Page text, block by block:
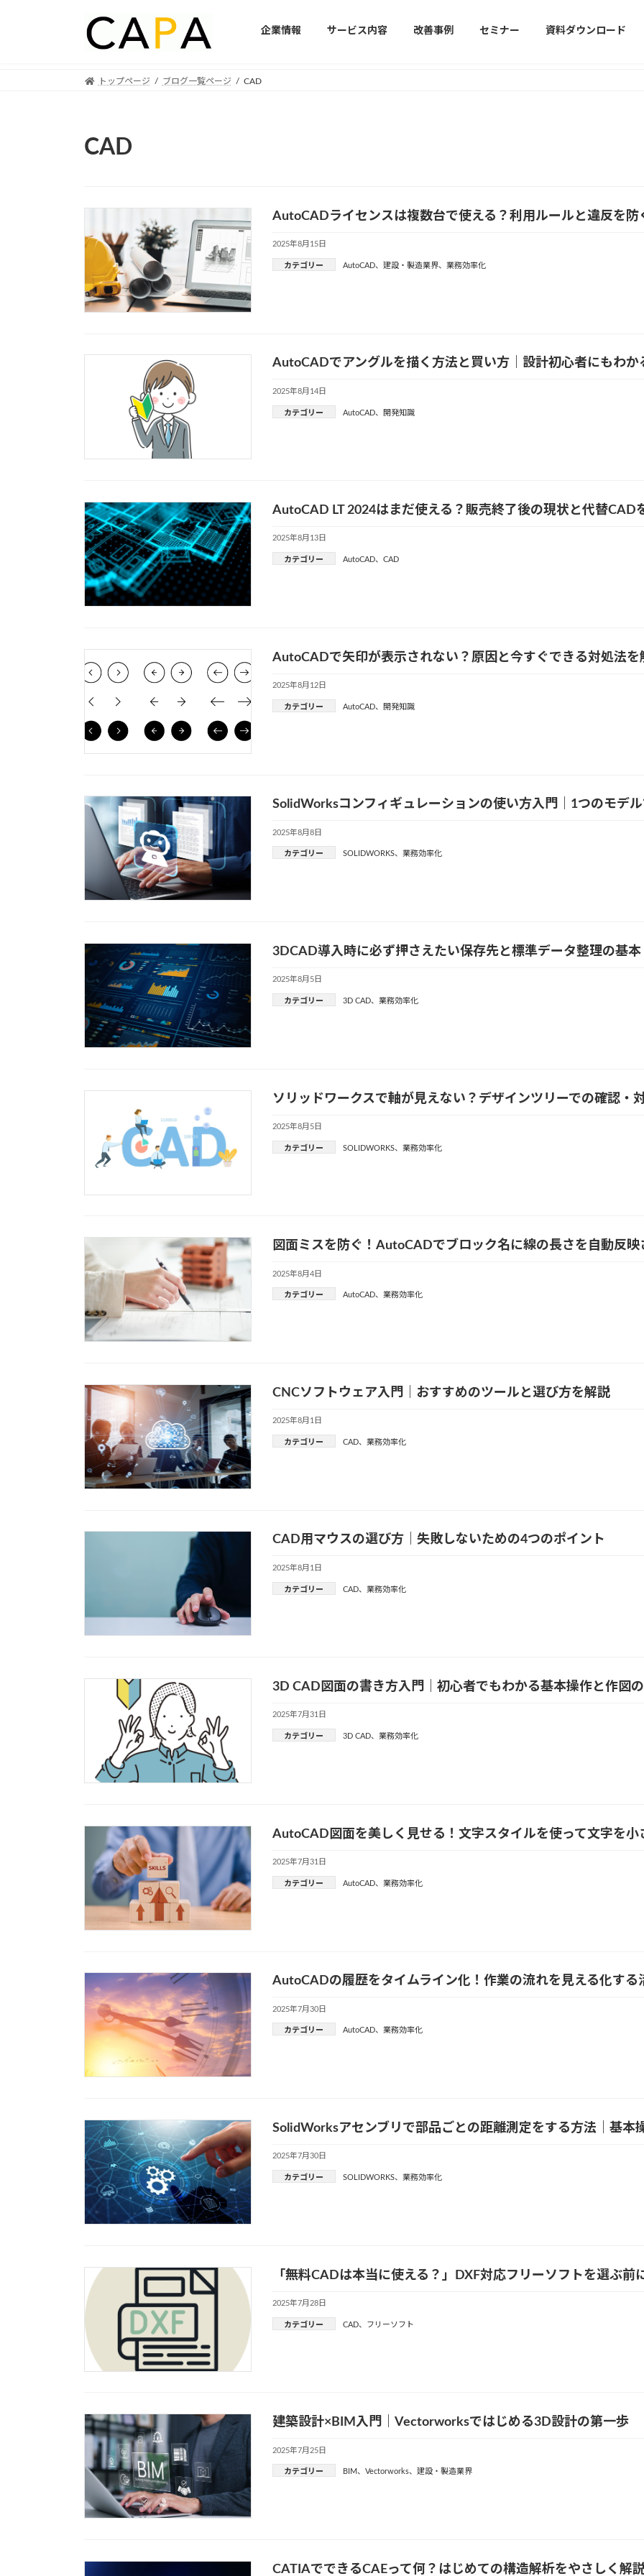
企業情報 サービス内容 改善事例 セミナー 資料ダウンロード
トップページ ブログ一覧ページ CAD
CAD
AutoCADライセンスは複数台で使える？利用ルールと違反を防
2025年8月15日
カテゴリー AutoCAD、 建設・製造業界、 業務効率化
AutoCADでアングルを描く方法と買い方｜設計初心者にもわか
2025年8月14日
カテゴリー AutoCAD、 開発知識
AutoCAD LT 2024はまだ使える？販売終了後の現状と代替CAD
2025年8月13日
カテゴリー AutoCAD、 CAD
AutoCADで矢印が表示されない？原因と今すぐできる対処法を
2025年8月12日
カテゴリー AutoCAD、 開発知識
SolidWorksコンフィギュレーションの使い方入門｜1つのモデ
2025年8月8日
カテゴリー SOLIDWORKS、 業務効率化
3DCAD導入時に必ず押さえたい保存先と標準データ整理の基本
2025年8月5日
カテゴリー 3D CAD、 業務効率化
ソリッドワークスで軸が見えない？デザインツリーでの確認・
2025年8月5日
カテゴリー SOLIDWORKS、 業務効率化
図面ミスを防ぐ！AutoCADでブロック名に線の長さを自動反映
2025年8月4日
カテゴリー AutoCAD、 業務効率化
CNCソフトウェア入門｜おすすめのツールと選び方を解説
2025年8月1日
カテゴリー CAD、 業務効率化
CAD用マウスの選び方｜失敗しないための4つのポイント
2025年8月1日
カテゴリー CAD、 業務効率化
3D CAD図面の書き方入門｜初心者でもわかる基本操作と作図
2025年7月31日
カテゴリー 3D CAD、 業務効率化
AutoCAD図面を美しく見せる！文字スタイルを使って文字を小
2025年7月31日
カテゴリー AutoCAD、 業務効率化
AutoCADの履歴をタイムライン化！作業の流れを見える化する
2025年7月30日
カテゴリー AutoCAD、 業務効率化
SolidWorksアセンブリで部品ごとの距離測定をする方法｜基本
2025年7月30日
カテゴリー SOLIDWORKS、 業務効率化
「無料CADは本当に使える？」DXF対応フリーソフトを選ぶ前
2025年7月28日
カテゴリー CAD、 フリーソフト
建築設計×BIM入門｜Vectorworksではじめる3D設計の第一歩
2025年7月25日
カテゴリー BIM、 Vectorworks、 建設・製造業界
CATIAでできるCAEって何？はじめての構造解析をやさしく解